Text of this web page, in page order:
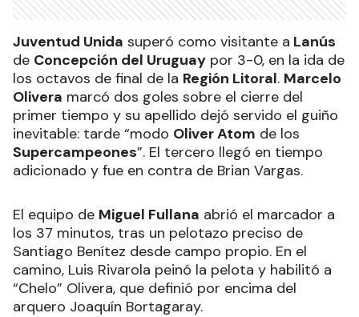
Juventud Unida superó como visitante a Lanús
de Concepción del Uruguay por 3-0, en la ida de
los octavos de final de la Región Litoral. Marcelo
Olivera marcó dos goles sobre el cierre del
primer tiempo y su apellido dejó servido el guiño
inevitable: tarde “modo Oliver Atom de los
Supercampeones”. El tercero llegó en tiempo
adicionado y fue en contra de Brian Vargas.
El equipo de Miguel Fullana abrió el marcador a
los 37 minutos, tras un pelotazo preciso de
Santiago Benítez desde campo propio. En el
camino, Luis Rivarola peinó la pelota y habilitó a
“Chelo” Olivera, que definió por encima del
arquero Joaquín Bortagaray.